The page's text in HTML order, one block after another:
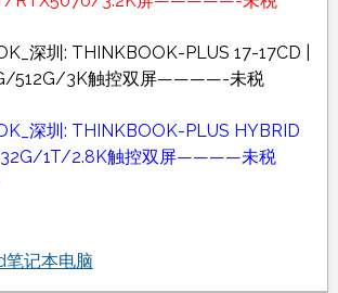
深圳: THINKBOOK-PLUS 17-17CD |
512G/3K触控双屏————-未税
深圳: THINKBOOK-PLUS HYBRID
32G/1T/2.8K触控双屏————未税
记本电脑